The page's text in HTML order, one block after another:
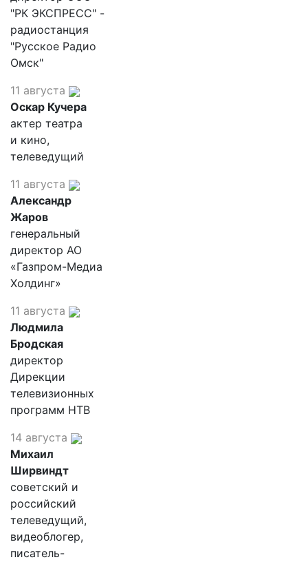
"РК ЭКСПРЕСС" -
радиостанция
"Русское Радио
Омск"
11 августа
Оскар Кучера
актер театра
и кино,
телеведущий
11 августа
Александр
Жаров
генеральный
директор АО
«Газпром-Медиа
Холдинг»
11 августа
Людмила
Бродская
директор
Дирекции
телевизионных
программ НТВ
14 августа
Михаил
Ширвиндт
советский и
российский
телеведущий,
видеоблогер,
писатель-